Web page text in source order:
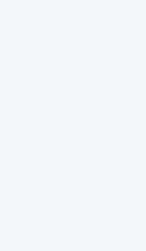
🔍 Balance ta note
👉 Votre avis sur Fiscal cliff,
Un truc à dire ?